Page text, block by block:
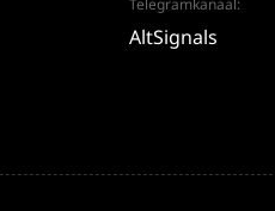
Telegramkanaal:
AltSignals